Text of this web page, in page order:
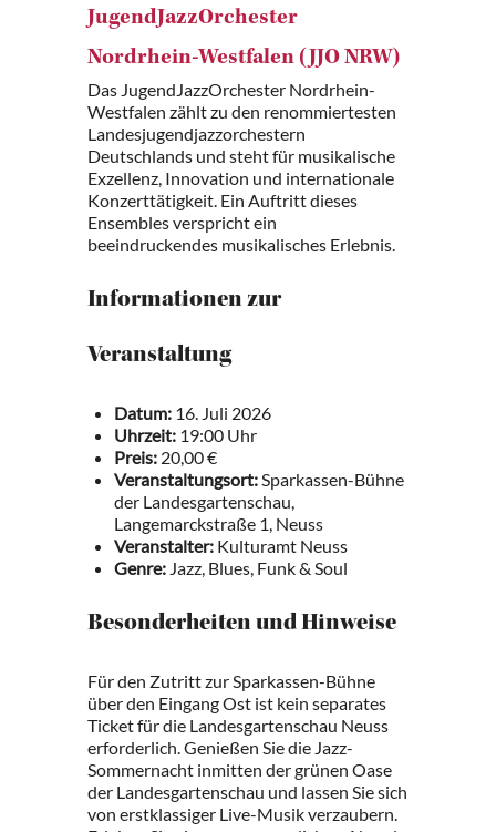
JugendJazzOrchester
Nordrhein-Westfalen (JJO NRW)
Das JugendJazzOrchester Nordrhein-
Westfalen zählt zu den renommiertesten
Landesjugendjazzorchestern
Deutschlands und steht für musikalische
Exzellenz, Innovation und internationale
Konzerttätigkeit. Ein Auftritt dieses
Ensembles verspricht ein
beeindruckendes musikalisches Erlebnis.
Informationen zur
Veranstaltung
Datum: 16. Juli 2026
Uhrzeit: 19:00 Uhr
Preis: 20,00 €
Veranstaltungsort:Sparkassen-Bühne
der Landesgartenschau,
Langemarckstraße 1, Neuss
Veranstalter: Kulturamt Neuss
Genre: Jazz, Blues, Funk & Soul
Besonderheiten und Hinweise
Für den Zutritt zur Sparkassen-Bühne
über den Eingang Ost ist kein separates
Ticket für die Landesgartenschau Neuss
erforderlich. Genießen Sie die Jazz-
Sommernacht inmitten der grünen Oase
der Landesgartenschau und lassen Sie sich
von erstklassiger Live-Musik verzaubern.